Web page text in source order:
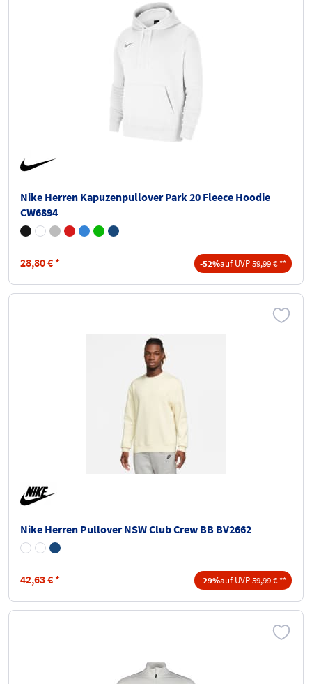
Nike Herren Kapuzenpullover Park 20 Fleece Hoodie
CW6894
28,80€ * -52%auf UVP 59,99 € **
Nike Herren Pullover NSW Club Crew BB BV2662
42,63€ * -29%auf UVP 59,99 € **